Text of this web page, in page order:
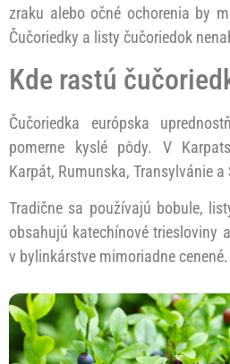
zraku alebo očné ochorenia by
Čučoriedky a listy čučoriedok
Kde rastú
Čučoriedka európska
pomerne kyslé pôdy. V
Karpát, Rumunska, Transylvánie a
Tradične sa používajú bobule,
obsahujú katechínové triesloviny
v bylinkárstve mimoriadne cenené.